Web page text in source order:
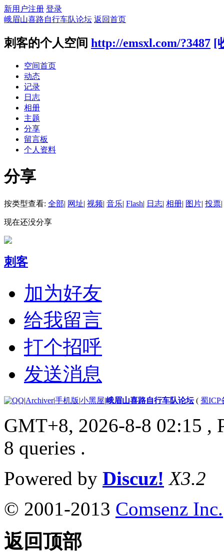
新用户注册 登录
峨眉山喜路自行车队论坛 返回首页
刺客的个人空间 http://emsxl.com/?3487 [
空间首页
动态
记录
日志
相册
主题
分享
留言板
个人资料
分享
按类型查看: 全部| 网址| 视频| 音乐| Flash| 日志| 相册| 图片| 投票|
现在还没分享
刺客
加为好友
给我留言
打个招呼
发送消息
|Archiver|手机版|小黑屋|峨眉山喜路自行车队论坛( 蜀ICP
GMT+8, 2026-8-8 02:15 ,
8 queries .
Powered by Discuz! X3.2
© 2001-2013 Comsenz Inc.
返回顶部